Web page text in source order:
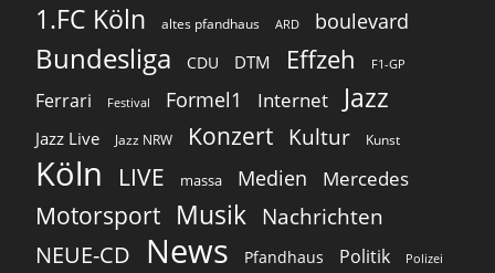
1.FC Köln altes pfandhaus ARD boulevard
Bundesliga CDU DTM Effzeh F1-GP
Ferrari Festival Formel1 Internet Jazz
Jazz Live Jazz NRW Konzert Kultur Kunst
Köln LIVE massa Medien Mercedes
Motorsport Musik Nachrichten
NEUE-CD
News Pfandhaus Politik Polizei